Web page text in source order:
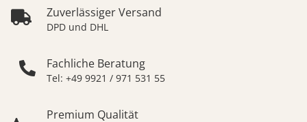
Zuverlässiger Versand
DPD und DHL
Fachliche Beratung
Tel: +49 9921 / 971 531 55
Premium Qualität